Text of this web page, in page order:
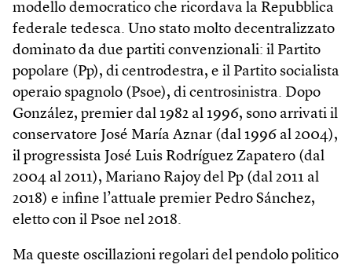
modello democratico che ricordava la Repubblica
federale tedesca. Uno stato molto decentralizzato
dominato da due partiti convenzionali: il Partito
popolare (Pp), di centrodestra, e il Partito socialista
operaio spagnolo (Psoe), di centrosinistra. Dopo
González, premier dal 1982 al 1996, sono arrivati il
conservatore José María Aznar (dal 1996 al 2004),
il progressista José Luis Rodríguez Zapatero (dal
2004 al 2011), Mariano Rajoy del Pp (dal 2011 al
2018) e infine l’attuale premier Pedro Sánchez,
eletto con il Psoe nel 2018.
Ma queste oscillazioni regolari del pendolo politico